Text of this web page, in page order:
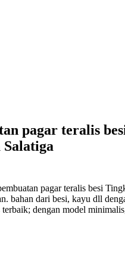
pagar teralis
pagar teralis besi
bahan dari besi, kayu dll
terbaik; dengan model